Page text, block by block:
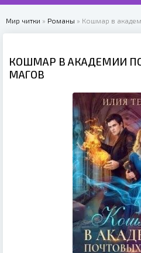
Мир читки » Романы » Кошмар в
КОШМАР В АКАДЕМИИ
МАГОВ